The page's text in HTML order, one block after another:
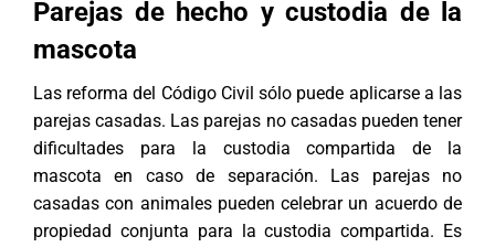
Parejas de hecho y custodia de la
mascota
Las reforma del Código Civil sólo puede aplicarse a las
parejas casadas. Las parejas no casadas pueden tener
dificultades para la custodia compartida de la
mascota en caso de separación. Las parejas no
casadas con animales pueden celebrar un acuerdo de
propiedad conjunta para la custodia compartida. Es